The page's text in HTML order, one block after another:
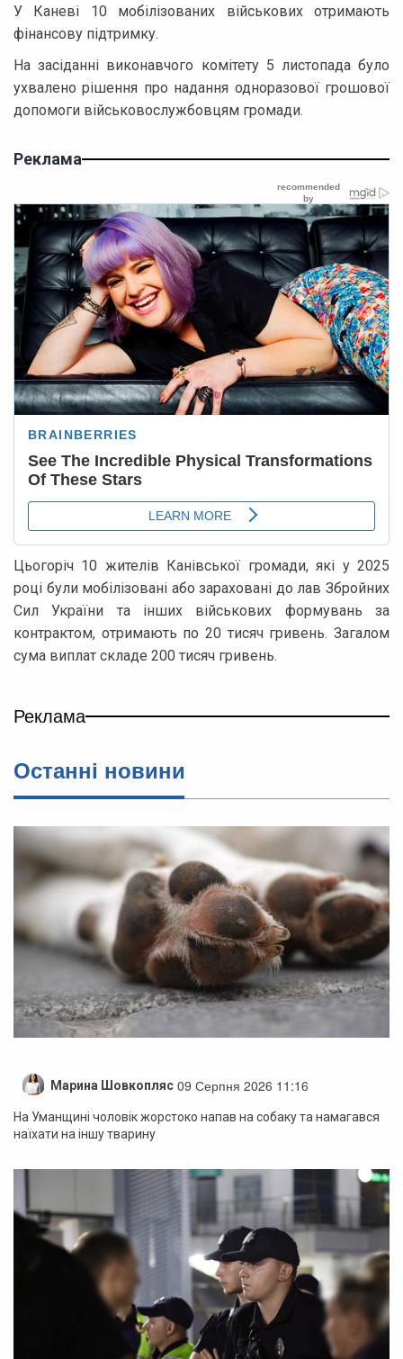
У Каневі 10 мобілізованих військових отримають
фінансову підтримку.
На засіданні виконавчого комітету 5 листопада було
ухвалено рішення про надання одноразової грошової
допомоги військовослужбовцям громади.
Реклама
Цьогоріч 10 жителів Канівської громади, які у 2025
році були мобілізовані або зараховані до лав Збройних
Сил України та інших військових формувань за
контрактом, отримають по 20 тисяч гривень. Загалом
сума виплат складе 200 тисяч гривень.
Реклама
Останні новини
Марина Шовкопляс 09 Серпня 2026 11:16
На Уманщині чоловік жорстоко напав на собаку та намагався
наїхати на іншу тварину